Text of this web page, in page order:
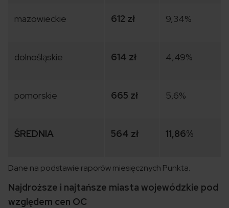
mazowieckie 612 zł 9,34%
dolnośląskie 614 zł 4,49%
pomorskie 665 zł 5,6%
ŚREDNIA 564 zł 11,86%
Dane na podstawie raporów miesięcznych Punkta.
Najdroższe i najtańsze miasta wojewódzkie pod
względem cen OC